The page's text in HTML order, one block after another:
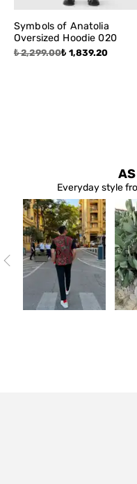
Symbols of Anatolia
Oversized Hoodie 020
₺ 2,299.00₺ 1,839.20
Everyday style